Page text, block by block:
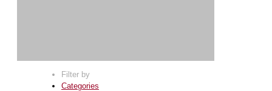
Filter by
Categories